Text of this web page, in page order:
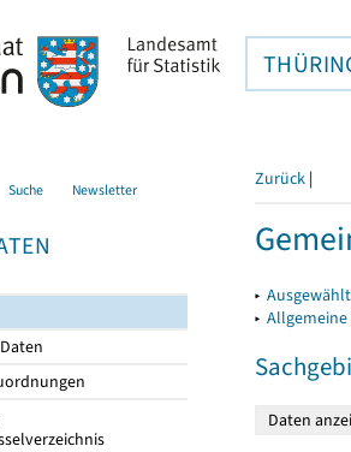
Suche Newsletter Zurück |
▸
▸